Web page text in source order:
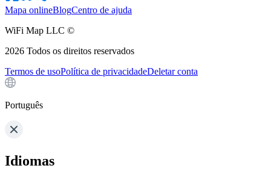
Mapa onlineBlogCentro de ajuda
WiFi Map LLC ©
2026 Todos os direitos reservados
Termos de usoPolítica de privacidadeDeletar conta
Português
Idiomas